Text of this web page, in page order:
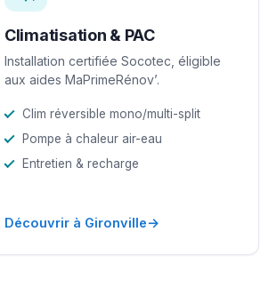
Climatisation & PAC
Installation certifiée Socotec, éligible
aux aides MaPrimeRénov’.
Clim réversible mono/multi-split
Pompe à chaleur air-eau
Entretien & recharge
Découvrir à Gironville→